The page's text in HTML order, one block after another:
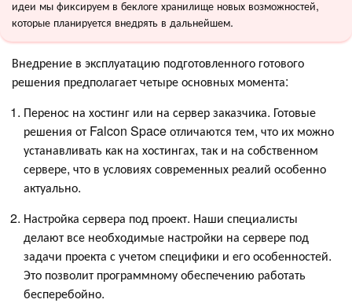
идеи мы фиксируем в беклоге хранилище новых возможностей,
которые планируется внедрять в дальнейшем.
Внедрение в эксплуатацию подготовленного готового
решения предполагает четыре основных момента:
Перенос на хостинг или на сервер заказчика. Готовые
решения от Falcon Space отличаются тем, что их можно
устанавливать как на хостингах, так и на собственном
сервере, что в условиях современных реалий особенно
актуально.
Настройка сервера под проект. Наши специалисты
делают все необходимые настройки на сервере под
задачи проекта с учетом специфики и его особенностей.
Это позволит программному обеспечению работать
бесперебойно.